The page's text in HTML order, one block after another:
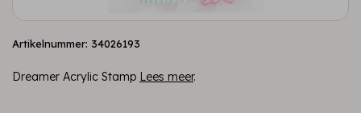
Artikelnummer: 34026193
Dreamer Acrylic Stamp Lees meer.